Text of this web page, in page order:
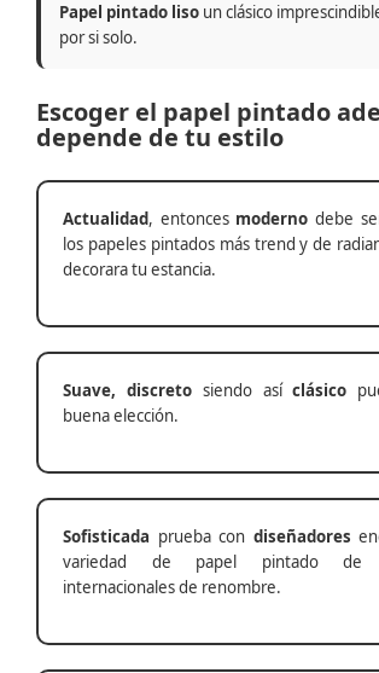
Papel pintado liso un clásico
por si solo.
Escoger el papel pintado
depende de tu estilo
Actualidad, entonces moderno debe
los papeles pintados más trend y de
decorara tu estancia.
Suave, discretosiendo asíclásico
buena elección.
Sofisticada prueba con diseñadores
variedad de papel pintado de
internacionales de renombre.